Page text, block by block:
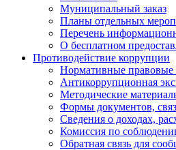
Муниципальный заказ
Планы отдельных
Перечень
О бесплатном
Противодействие коррупции
Нормативные правовые
Антикоррупционная
Методические
Формы документов,
Сведения о доходах,
Комиссия по
Обратная связь для